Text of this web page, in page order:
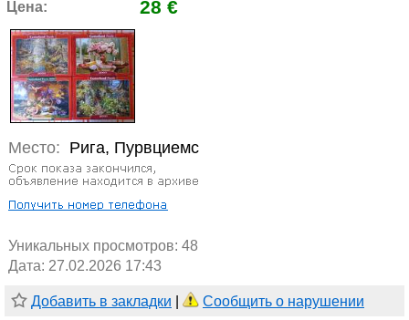
Цена: 28 €
Место: Рига, Пурвциемс
Уникальных просмотров: 48
Дата: 27.02.2026 17:43
Добавить в закладки Сообщить о нарушении